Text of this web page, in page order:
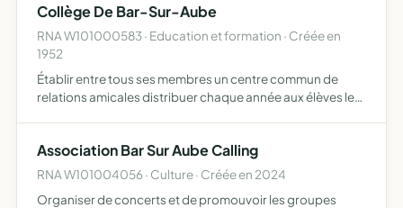
Collège De Bar-Sur-Aube
RNA W101000583 · Education et formation · Créée en
1952
Établir entre tous ses membres un centre commun de
relations amicales distribuer chaque année aux élèves les
leu…
Association Bar Sur Aube Calling
RNA W101004056 · Culture · Créée en 2024
Organiser de concerts et de promouvoir les groupes